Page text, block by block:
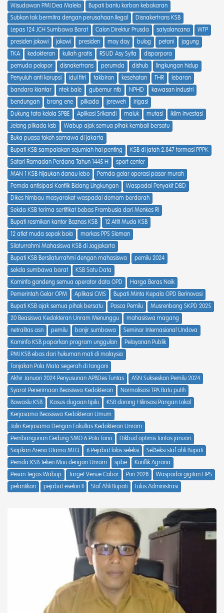
Wisudawan PMI Dea Malela
Bupati bantu korban kebakaran
Subkon tak bermitra dengan perusahaan Ilegal
Disnakertrans KSB
Lepas 124 JCH Sumbawa Barat
Calon Direktur Prusda satyalancana
WTP
presiden jokowi
jokowi presiden may day bulog petani
jagung
TKA
kedokteran kuliah gratis RSUD Asy Syifa
disparpora
pemuda pelopor
disnakertrans perumda dishub
lingkungan hidup
Penyuluh anti korupsi
idul fitri takbiran kesehatan THR
lebaran
bandara kiantar
ntek bale gubernur ntb NPHD
kawasan industri
bendungan
brang ene pilkada jereweh
irigasi
Dukung tata kelola SPBE
Aplikasi Srikandi maluk mutasi
iklim investasi
Jelang pilkada ksb
Wabup ajak semua pihak kembali bersatu
Buka puasa tokoh samawa di jakarta
Bupati KSB sampaiakan sejumlah hal penting
KSB di jatah 2.847 formasi PPPK
Safari Ramadan Perdana Tahun 1445 H
sport center
MAN 1 KSB hijaukan danau lebo
Pemda gelar operasi pasar murah
Pemda antisipasi Konflik Bidang Lingkungan
Waspadai Penyakit DBD
Dikes himbau masyarakat waspadai demam berdarah
Sekda KSB terima sertifikat bebas Frambusia dari Menkes RI
Bupati resmikan kantor Baznas KSB
12 Atlit Muda KSB
12 atlet muda sepak bola
markas PPS Sleman
Silaturrahmi Mahasiswa KSB di Jogjakarta
Bupati KSB Bersilaturrahmi dengan mahasiswa
pemilu 2024
sekda sumbawa barat
KSB Satu Data
Kominfo gandeng semua operator data OPD
Harga Beras Naik
Pemerintah Gelar OPM
Aplikasi CMS
Bupati Minta Kepala OPD Berinovasi
Bupati KSB ajak semua pihak bersatu
Pasca Pemilu
Musrenbang SKPD 2025
20 Beasiswa Kedokteran Unram Menunggu
mahasiswa magang
netralitas asn
pemilu banjir sumbawa
Seminar Internasional Undova
Kominfo KSB paparkan program unggulan
Pelayanan Publik
PMI KSB ebas dari hukuman mati di malaysia
Tanjakan Pola Mata segerah di tangani
Akhir Januari 2024 Penyusunan APBDes Tuntas
ASN Sukseskan Pemilu 2024
Syarat Penerimaan Beasiswa Kedokteran
Normalisasi TPA Batu putih
Bawaslu KSB
Kasus dugaan tipilu
KSB dorong Hilirisasi Pangan Lokal
Kerjasama Beasiswa Kedokteran Umum
Jalin Kerjasama Dengan Fakultas Kedokteran Unram
Pembangunan Gedung SMO 6 Poto Tano
Dikbud optimis tuntas januari
Siapkan Arena Utama MTQ
6 Pejabat lolos seleksi
Sel3eksi staf ahli Bupati
Pemda KSB Teken Mou dengan Unram
spbe
Konflik Agraria
Pesan Tegas Wabup
Target Venue Cabor Pon 2028
Waspadai gigitan HPS
pelantikan
pejabat eselon II Staf Ahli Bupati Lulus Administrasi